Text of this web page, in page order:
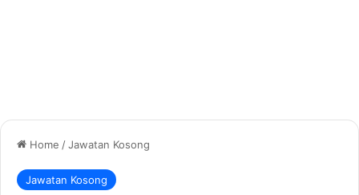
Home /Jawatan Kosong
Jawatan Kosong